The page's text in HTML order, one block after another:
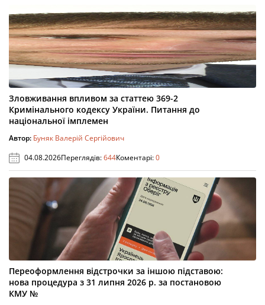
Зловживання впливом за статтею 369-2
Кримінального кодексу України. Питання до
національної імплемен
Автор: Буняк Валерій Сергійович
04.08.2026Переглядів:644Коментарі:0
Переоформлення відстрочки за іншою підставою:
нова процедура з 31 липня 2026 р. за постановою
КМУ №